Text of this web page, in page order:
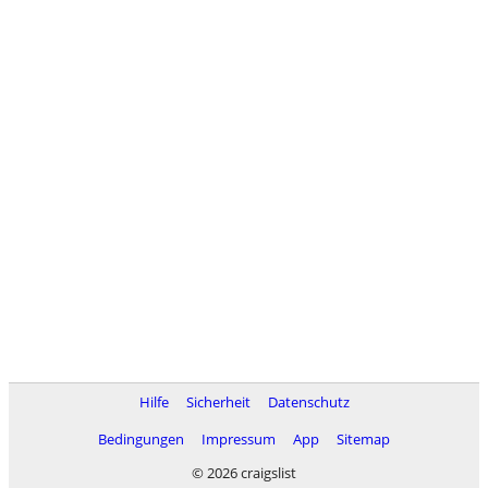
Hilfe Sicherheit
Datenschutz
Bedingungen
Impressum App
Sitemap
© 2026 craigslist